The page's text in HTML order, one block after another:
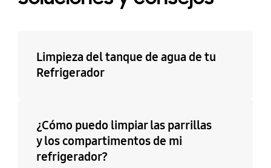
Limpieza del tanque de agua de tu
Refrigerador
¿Cómo puedo limpiar las parrillas
y los compartimentos de mi
refrigerador?